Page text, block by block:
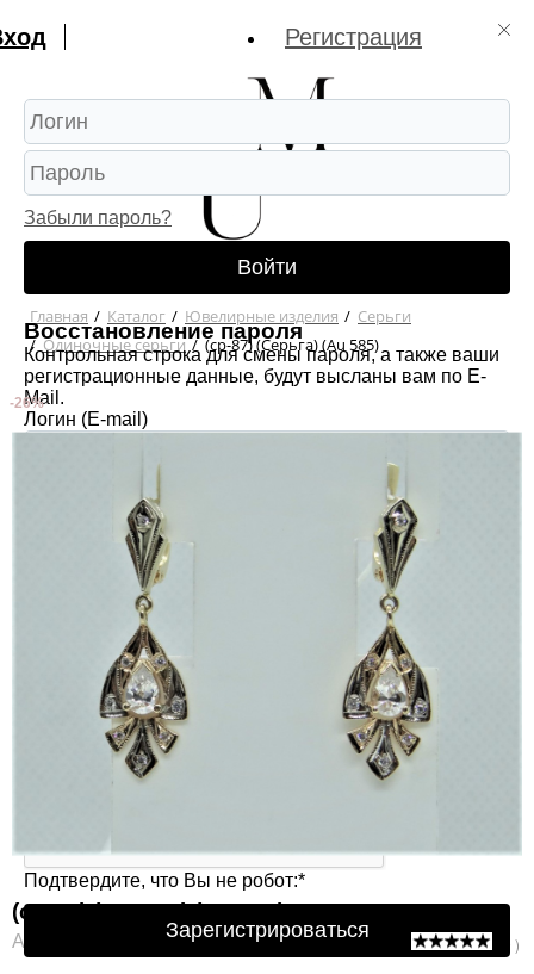
Главная / Каталог / Ювелирные изделия / Серьги
/ Одиночные серьги / (ср-87) (Серьга) (Au 585)
-26%
(ср-87) (Серьга) (Au 585)
Артикул: ср-87 ( 0 )
Регистрация
Забыли пароль?
Войти
Восстановление пароля
Контрольная строка для смены пароля, а также ваши
регистрационные данные, будут высланы вам по E-
Mail.
Логин (E-mail)
Защита от автоматической регистрации
Подтвердите, что Вы не робот:*
Зарегистрироваться